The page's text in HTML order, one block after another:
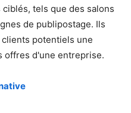
tels que des salons
de publipostage. Ils
potentiels une
offres d'une entreprise.